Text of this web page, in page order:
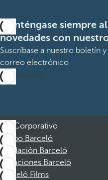
Manténgase siempre
novedades con
Suscríbase a nuestro boletín
correo electrónico
Suscribirme
Corporativo
Grupo Barceló
Fundación Barceló
Vacaciones Barceló
Barceló Films